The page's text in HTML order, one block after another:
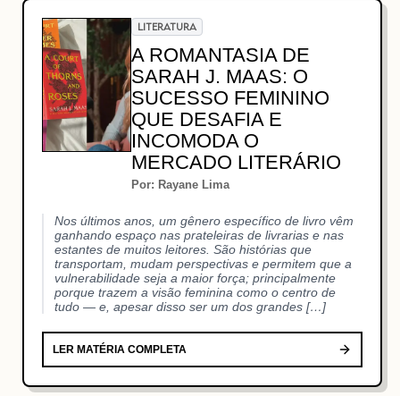
LITERATURA
A ROMANTASIA DE
SARAH J. MAAS: O
SUCESSO FEMININO
QUE DESAFIA E
INCOMODA O
MERCADO LITERÁRIO
Por: Rayane Lima
Nos últimos anos, um gênero específico de livro vêm
ganhando espaço nas prateleiras de livrarias e nas
estantes de muitos leitores. São histórias que
transportam, mudam perspectivas e permitem que a
vulnerabilidade seja a maior força; principalmente
porque trazem a visão feminina como o centro de
tudo — e, apesar disso ser um dos grandes […]
LER MATÉRIA COMPLETA